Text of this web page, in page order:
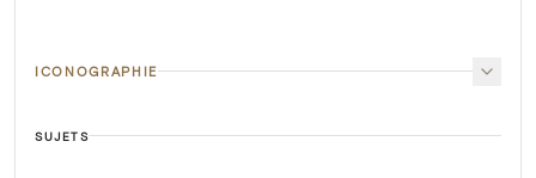
ICONOGRAPHIE
SUJETS